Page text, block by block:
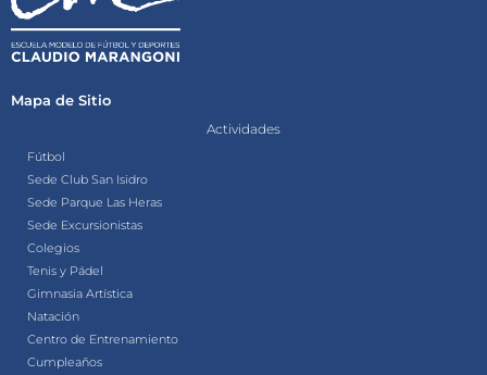
Mapa de Sitio
Actividades
Fútbol
Sede Club San Isidro
Sede Parque Las Heras
Sede Excursionistas
Colegios
Tenis y Pádel
Gimnasia Artística
Natación
Centro de Entrenamiento
Cumpleaños